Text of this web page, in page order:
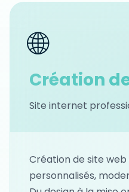
🌐
Création
Site internet
Création de site
personnalisés,